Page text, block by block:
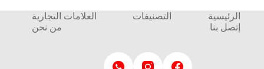
الرئيسية التصنيفات
العلامات التجارية
إتصل بنا
من نحن